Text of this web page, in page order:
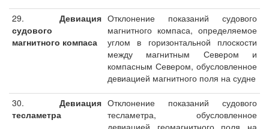
29. Девиация
судового
магнитного компаса
Отклонение показаний судового
магнитного компаса, определяемое
углом в горизонтальной плоскости
между магнитным Севером и
компасным Севером, обусловленное
девиацией магнитного поля на судне
30. Девиация
тесламетра
Отклонение показаний судового
тесламетра, обусловленное
девиацией геомагнитного поля на